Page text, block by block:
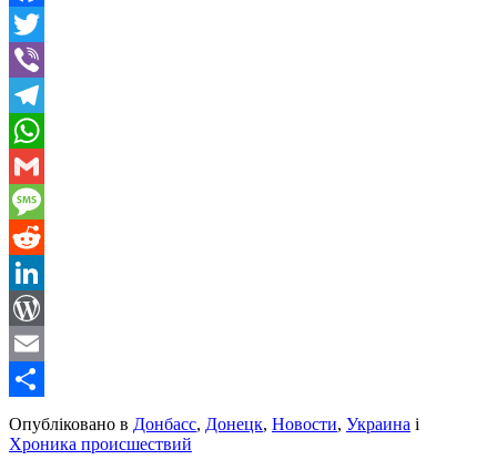
Facebook
Twitter
Viber
Telegram
WhatsApp
Gmail
Message
Reddit
LinkedIn
WordPress
Email
Share
Опубліковано в Донбасс, Донецк, Новости, Украина і
Хроника происшествий